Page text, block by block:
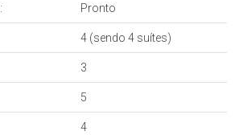
Pronto
4 (sendo 4 suítes)
3
5
4